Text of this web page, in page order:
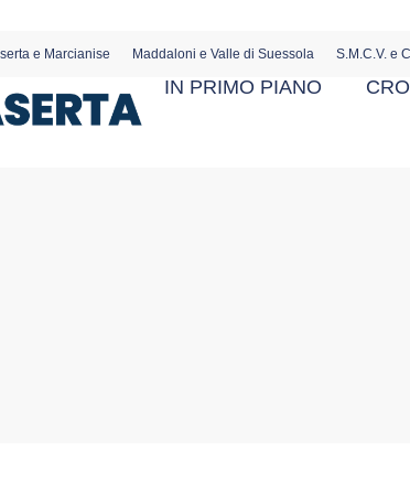
e Marcianise Maddaloni e Valle di Suessola S.M.C.V. e
IN PRIMO PIANO